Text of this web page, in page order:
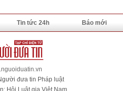
Tin tức 24h Báo mới
đưa tin Pháp luật
Hội Luật gia Việt Nam